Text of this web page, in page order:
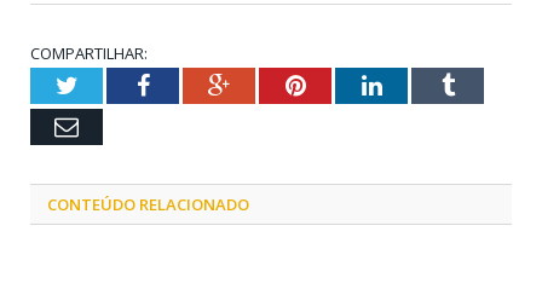
COMPARTILHAR:
TwitterFacebookGoogle+PinterestLinkedInTumblr
Email
CONTEÚDO RELACIONADO